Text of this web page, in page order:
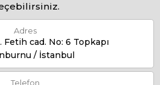
Adres
cad. No: 6 Topkapı
/ İstanbul
Telefon